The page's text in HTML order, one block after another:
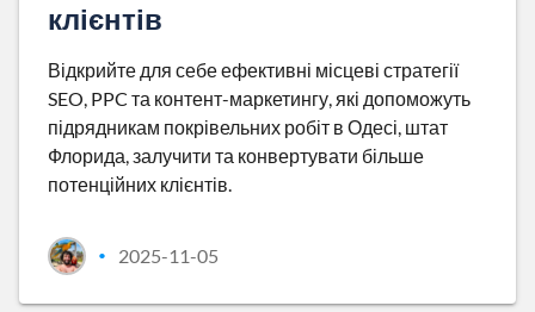
клієнтів
Відкрийте для себе ефективні місцеві стратегії
SEO, PPC та контент-маркетингу, які допоможуть
підрядникам покрівельних робіт в Одесі, штат
Флорида, залучити та конвертувати більше
потенційних клієнтів.
• 2025-11-05